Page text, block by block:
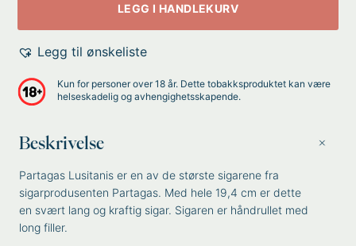
LEGG I HANDLEKURV
Legg til ønskeliste
Kun for personer over 18 år. Dette tobakksproduktet kan være
helseskadelig og avhengighetsskapende.
Beskrivelse
Partagas Lusitanis er en av de største sigarene fra
sigarprodusenten Partagas. Med hele 19,4 cm er dette
en svært lang og kraftig sigar. Sigaren er håndrullet med
long filler.